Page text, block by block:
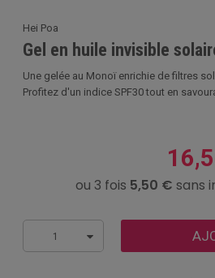
Hei Poa
Gel en huile invisible
Une gelée au Monoï enrichie de filtres
Profitez d'un indice SPF30 tout en
1